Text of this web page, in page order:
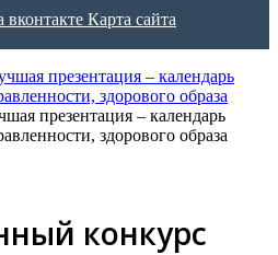
Карта сайта
презентация – календарь
здорового образа
презентация – календарь
здорового образа
конкурс